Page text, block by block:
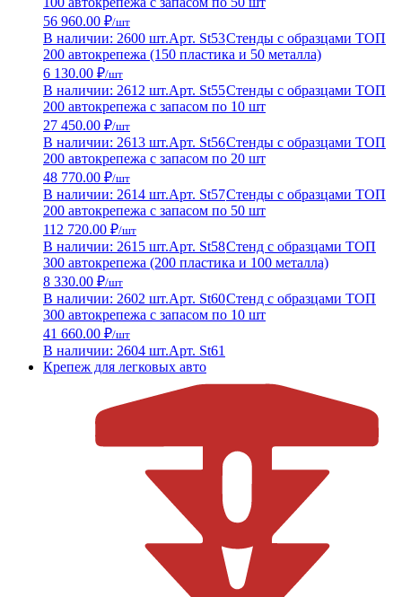
56 960.00 ₽/шт
В наличии: 2600 шт.Арт. St53Стенды с образцами ТОП
200 автокрепежа (150 пластика и 50 металла)
6 130.00 ₽/шт
В наличии: 2612 шт.Арт. St55Стенды с образцами ТОП
200 автокрепежа с запасом по 10 шт
27 450.00 ₽/шт
В наличии: 2613 шт.Арт. St56Стенды с образцами ТОП
200 автокрепежа с запасом по 20 шт
48 770.00 ₽/шт
В наличии: 2614 шт.Арт. St57Стенды с образцами ТОП
200 автокрепежа с запасом по 50 шт
112 720.00 ₽/шт
В наличии: 2615 шт.Арт. St58Стенд с образцами ТОП
300 автокрепежа (200 пластика и 100 металла)
8 330.00 ₽/шт
В наличии: 2602 шт.Арт. St60Стенд с образцами ТОП
300 автокрепежа с запасом по 10 шт
41 660.00 ₽/шт
В наличии: 2604 шт.Арт. St61
Крепеж для легковых авто